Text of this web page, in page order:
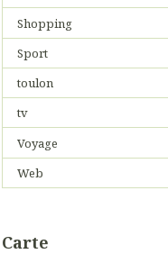
Shopping
Sport
toulon
tv
Voyage
Web
Carte